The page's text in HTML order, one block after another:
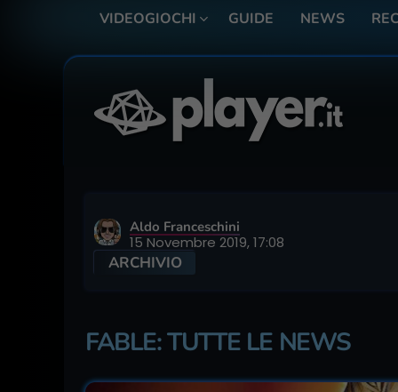
VIDEOGIOCHI GUIDE NEWS
Aldo Franceschini
15 Novembre 2019, 17:08
ARCHIVIO
FABLE: TUTTE LE NEWS